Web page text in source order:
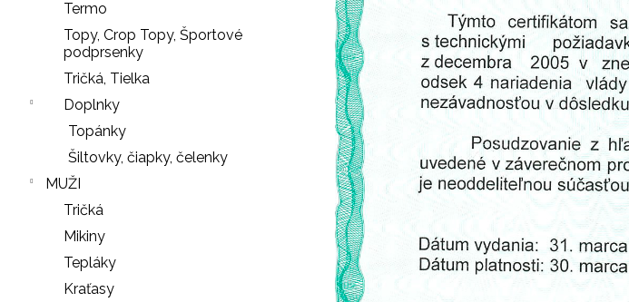
Termo
Topy, Crop Topy, Športové
podprsenky
Tričká, Tielka
Doplnky
Topánky
Šiltovky, čiapky, čelenky
MUŽI
Tričká
Mikiny
Tepláky
Kraťasy
SŤAHOVACIE
BLACK
€
NOHAVIČKY
BLACK
7
LEGÍNY
PUSH-
UP
29
€